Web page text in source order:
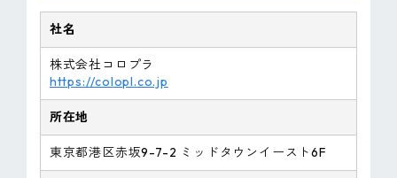
社名
株式会社コロプラ
https://colopl.co.jp
所在地
東京都港区赤坂9-7-2 ミッドタウンイースト6F